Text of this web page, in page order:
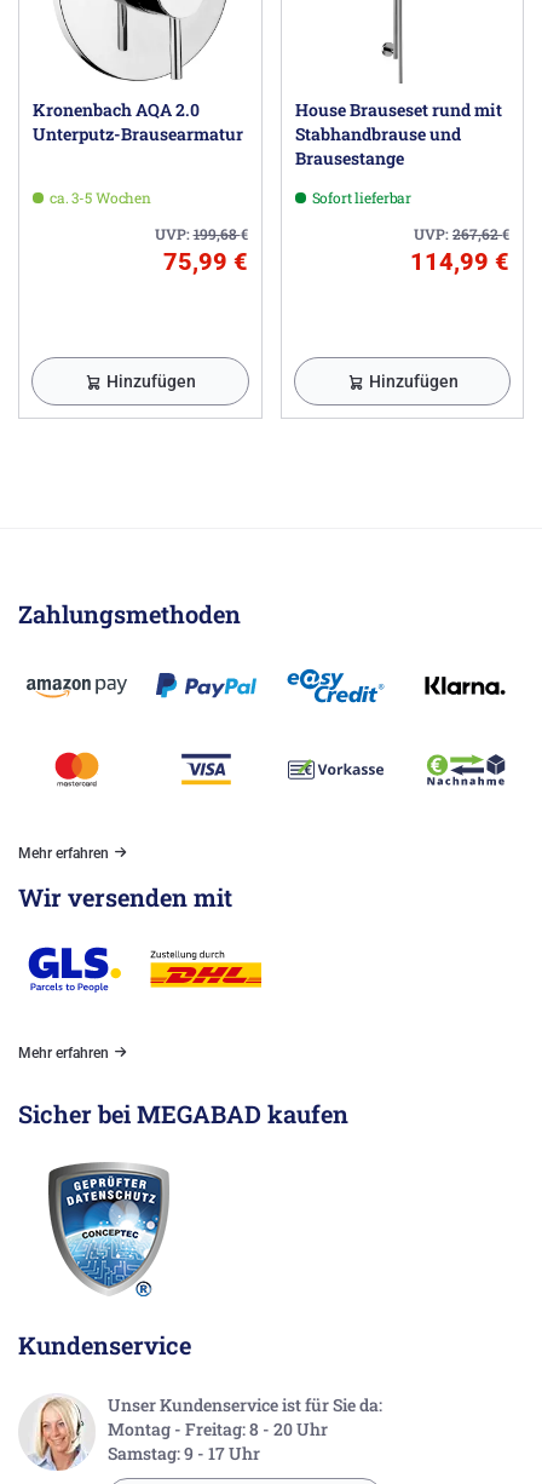
Kronenbach AQA 2.0
Unterputz-Brausearmatur
ca. 3-5 Wochen
UVP:199,68€
75,99 €
Hinzufügen
House Brauseset rund mit
Stabhandbrause und
Brausestange
Sofort lieferbar
UVP:267,62€
114,99 €
Hinzufügen
Zahlungsmethoden
Mehr erfahren
Wir versenden mit
Mehr erfahren
Sicher bei MEGABAD kaufen
Kundenservice
Unser Kundenservice ist für Sie da:
Montag - Freitag: 8 - 20 Uhr
Samstag: 9 - 17 Uhr